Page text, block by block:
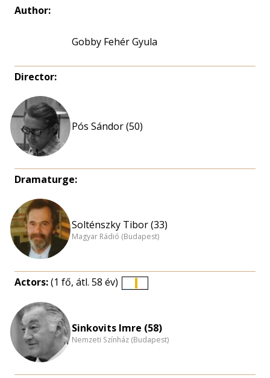
Author:
Gobby Fehér Gyula
Director:
Pós Sándor (50)
Dramaturge:
Solténszky Tibor (33)
Magyar Rádió (Budapest)
Actors:(1 fő, átl. 58 év)
nagyítása
Sinkovits Imre (58)
Nemzeti Színház (Budapest)